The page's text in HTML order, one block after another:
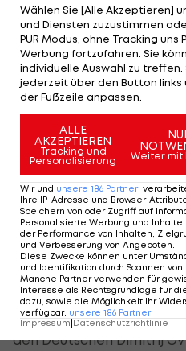
(23.) auch über 200 m
Konkurrentinnen nur 29.
Tischtennis-Herren
Werner Schlager
und
Routiniers gebührend
Schlager musste sich in
übermächtigen Chinesen
geschlagen geben.
"Als ich ihn beim
ich mir gedacht, wie soll
machen", erklärte
schaffte es bis ins
den Deutschen Dimitrij
Wählen Sie [Alle Akzeptieren]
und Diensten zuzustimmen
PUR Modus, ohne Tracking uns
Werbung fortzufahren. Sie
individuelle Auswahl zu treffen.
jederzeit über den Button links
der Fußzeile anpassen.
ALLE
AKZEPTIEREN
Tracking und
Personalisierung
Weiter mit
Wir und unsere 186 Partner
Ihre IP-Adresse und Browser-
Speichern von oder Zugriff auf
Personalisierte Werbung und
der Performance von Inhalten,
und Verbesserung von Angeboten.
Diese Zwecke können unter
und Identifikation durch Scannen von
Manche Partner verwenden für
Interesse als Rechtsgrundlage für
dazu, sowie die Möglichkeit Ihr
verfügbar: unsere 186 Partner
Impressum Datenschutzrichtlinie